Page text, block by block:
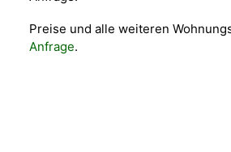
Preise und alle weiteren
Anfrage.